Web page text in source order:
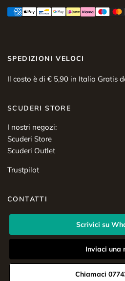
SPEDIZIONI VELOCI
Il costo è di € 5,90 in Italia Gratis
SCUDERI STORE
I nostri negozi:
Scuderi Store
Scuderi Outlet
Trustpilot
CONTATTI
Scrivici su
Inviaci una
Chiamaci